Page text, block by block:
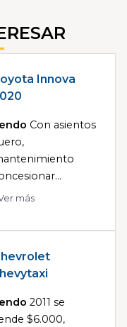
Innova
Con asientos
más
2011 se
$6.000,